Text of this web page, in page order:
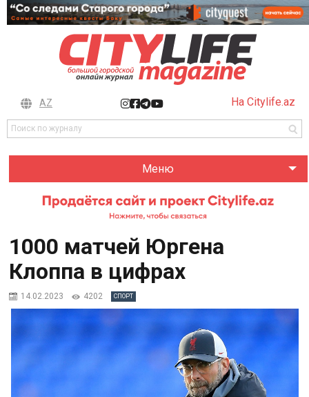
AZ На Citylife.az
Меню
1000 матчей Юргена
Клоппа в цифрах
14.02.2023 4202 СПОРТ